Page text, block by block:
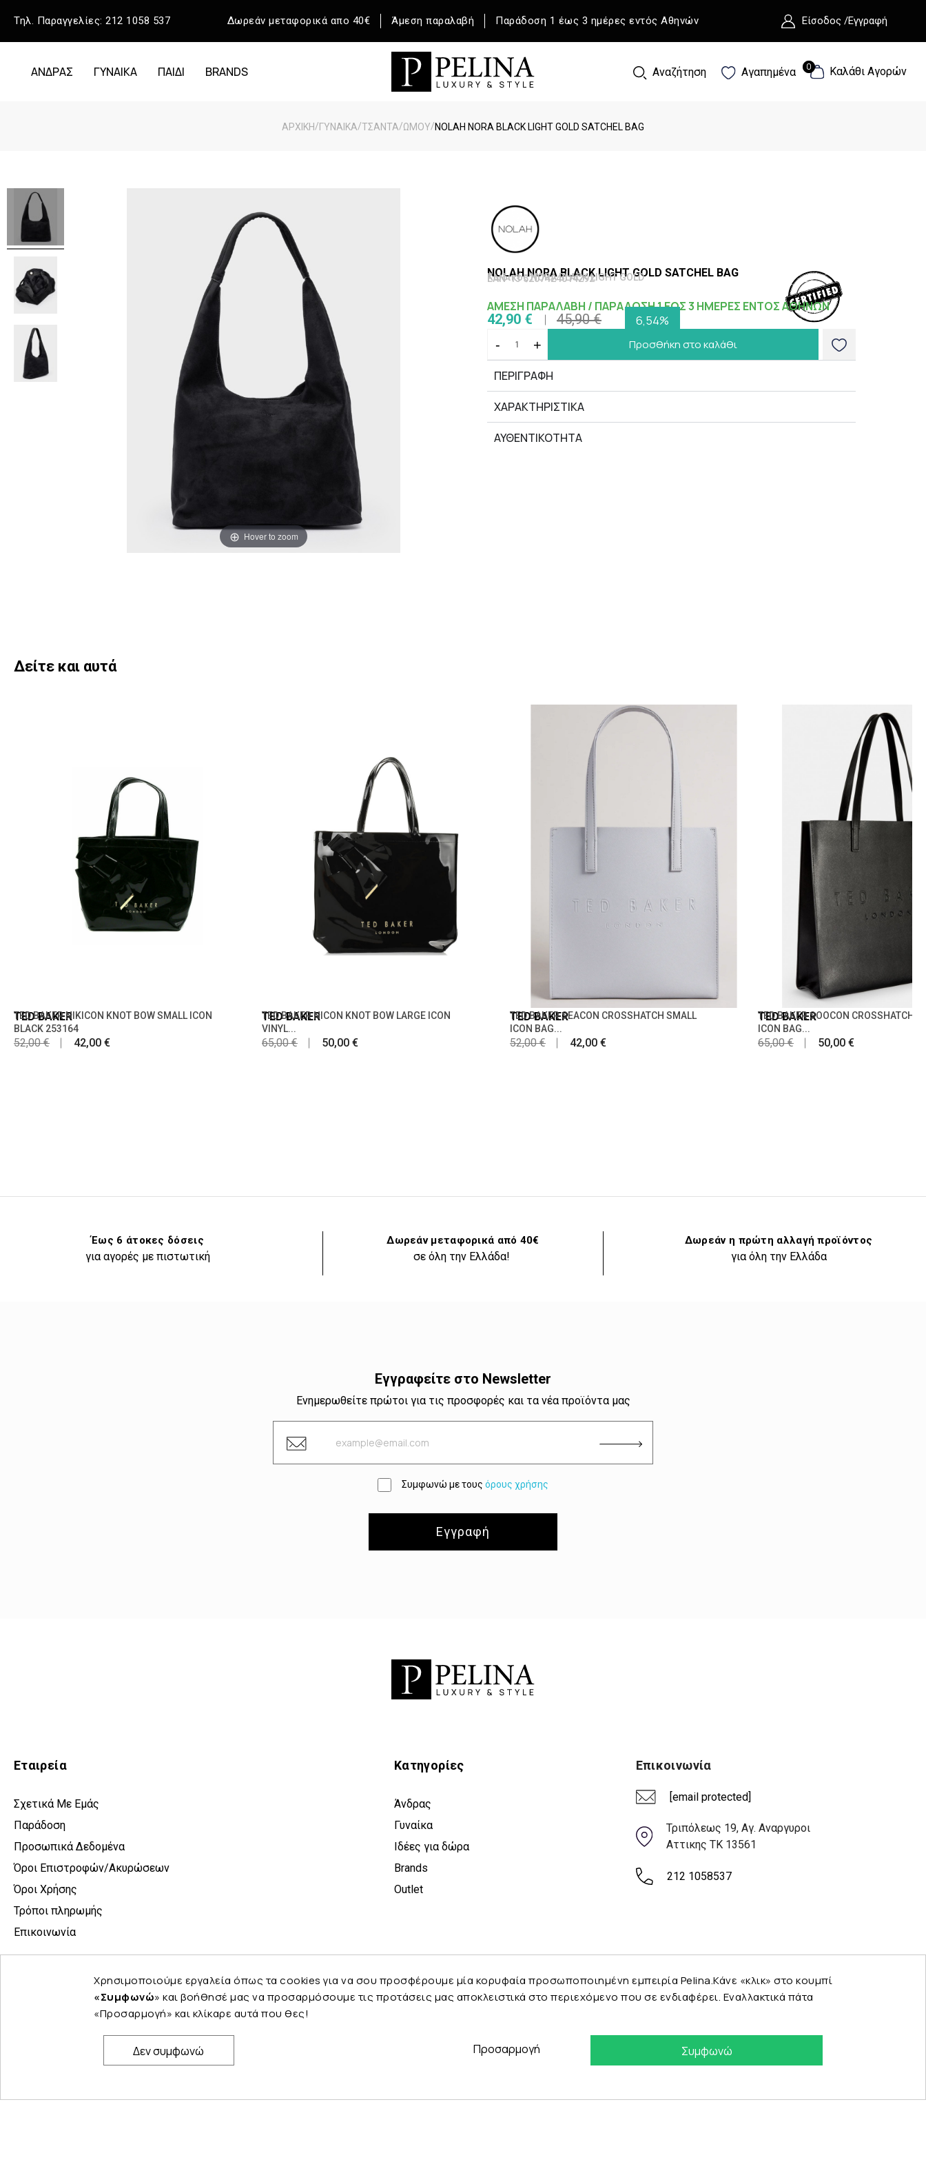
Τηλ. Παραγγελίες: 212 1058 537 Δωρεάν μεταφορικά απο 40€ Άμεση παραλαβή Παράδοση 1 έως 3 ημέρες εντός Αθηνών Είσοδος /Εγγραφή
ΑΝΔΡΑΣ ΓΥΝΑΙΚΑ ΠΑΙΔΙ BRANDS Αναζήτηση Αγαπημένα 0 Καλάθι Αγορών
0
ΑΡΧΙΚΉ/ΓΥΝΑΙΚΑ/ΤΣΑΝΤΑ/ΩΜΟΥ/NOLAH NORA BLACK LIGHT GOLD SATCHEL BAG
Hover to zoom
NOLAH NORA BLACK LIGHT GOLD SATCHEL BAG
Κωδικός NORA BLACK LIGHT GOLD
EAN-13 5207424014292
ΑΜΕΣΗ ΠΑΡΑΛΑΒΗ / ΠΑΡΑΔΟΣΗ 1 ΕΩΣ 3 ΗΜΕΡΕΣ ΕΝΤΟΣ ΑΘΗΝΩΝ
42,90 € 45,90 €
6,54%
-
+ Προσθήκη στο καλάθι
ΠΕΡΙΓΡΑΦΗ
ΧΑΡΑΚΤΗΡΙΣΤΙΚΆ
ΑΥΘΕΝΤΙΚΟΤΗΤΑ
Δείτε και αυτά
TED BAKER
TED BAKER NIKICON KNOT BOW SMALL ICON
BLACK 253164
52,00 € 42,00 €
TED BAKER
TED BAKER NICON KNOT BOW LARGE ICON
VINYL...
65,00 € 50,00 €
TED BAKER
TED BAKER SEACON CROSSHATCH SMALL
ICON BAG...
52,00 € 42,00 €
TED BAKER
TED BAKER SOOCON CROSSHATCH
ICON BAG...
65,00 € 50,00 €
Έως 6 άτοκες δόσεις
για αγορές με πιστωτική
Δωρεάν μεταφορικά από 40€
σε όλη την Ελλάδα!
Δωρεάν η πρώτη αλλαγή προϊόντος
για όλη την Ελλάδα
Εγγραφείτε στο Newsletter
Ενημερωθείτε πρώτοι για τις προσφορές και τα νέα προϊόντα μας
Συμφωνώ με τους όρους χρήσης
Εγγραφή
Εταιρεία
Σχετικά Με Εμάς
Παράδοση
Προσωπικά Δεδομένα
Όροι Επιστροφών/Ακυρώσεων
Όροι Χρήσης
Τρόποι πληρωμής
Επικοινωνία
Κατηγορίες
Άνδρας
Γυναίκα
Ιδέες για δώρα
Brands
Outlet
Επικοινωνία
[email protected]
Τριπόλεως 19, Αγ. Αναργυροι
Αττικης ΤΚ 13561
212 1058537
Χρησιμοποιούμε εργαλεία όπως τα cookies για να σου προσφέρουμε μία κορυφαία προσωποποιημένη εμπειρία Pelina.Κάνε «κλικ» στο κουμπί
«Συμφωνώ» και βοήθησέ μας να προσαρμόσουμε τις προτάσεις μας αποκλειστικά στο περιεχόμενο που σε ενδιαφέρει. Εναλλακτικά πάτα
«Προσαρμογή» και κλίκαρε αυτά που θες!
Συμφωνώ
Δεν συμφωνώ Προσαρμογή